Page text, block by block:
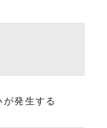
発生する